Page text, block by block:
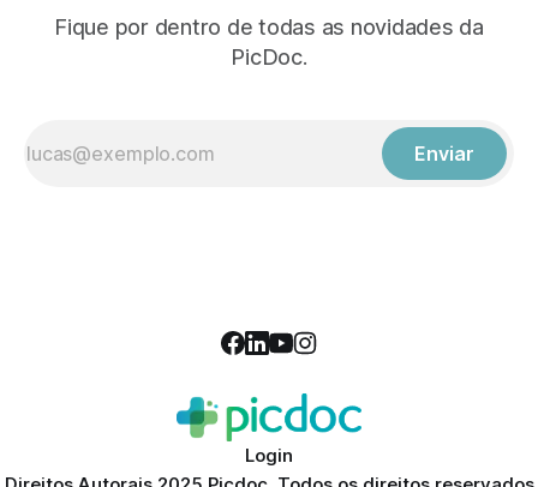
Fique por dentro de todas as novidades da
PicDoc.
Enviar
Login